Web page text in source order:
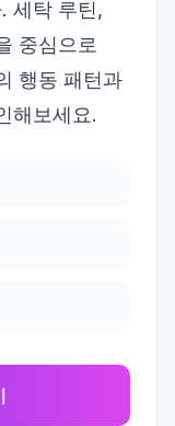
세탁 루틴,
중심으로
행동 패턴과
해보세요.